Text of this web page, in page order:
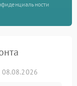
08.08.2026